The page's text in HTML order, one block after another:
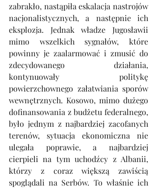
zabrakło, nastąpiła eskalacja nastrojów
nacjonalistycznych, a następnie ich
eksplozja. Jednak władze Jugosławii
mimo wszelkich sygnałów, które
powinny je zaalarmować i zmusić do
zdecydowanego działania,
kontynuowały politykę
powierzchownego załatwiania sporów
wewnętrznych. Kosowo, mimo dużego
dofinansowania z budżetu federalnego,
było jednym z najbardziej zacofanych
terenów, sytuacja ekonomiczna nie
ulegała poprawie, a najbardziej
cierpieli na tym uchodźcy z Albanii,
którzy z coraz większą zawiścią
spoglądali na Serbów. To właśnie ich